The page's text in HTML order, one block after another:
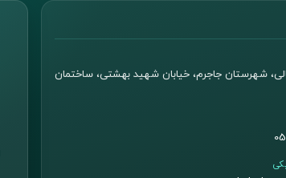
شهرستان جاجرم، خیابان شهید بهشتی، ساختمان